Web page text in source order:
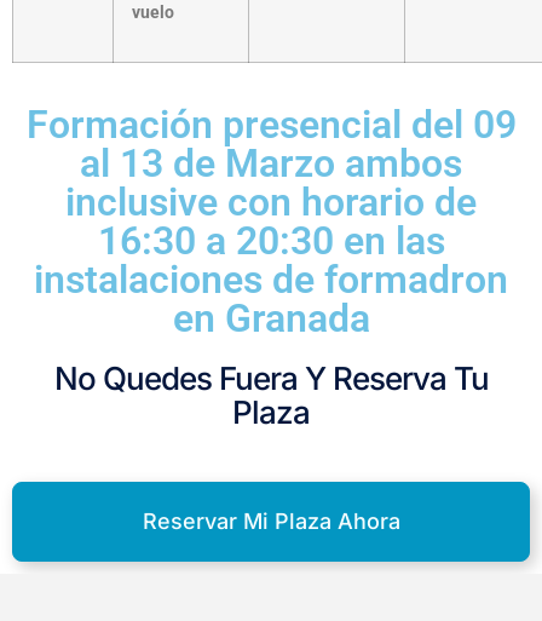
vuelo
Formación presencial del 09
al 13 de Marzo ambos
inclusive con horario de
16:30 a 20:30 en las
instalaciones de formadron
en Granada
No Quedes Fuera Y Reserva Tu
Plaza
Reservar Mi Plaza Ahora